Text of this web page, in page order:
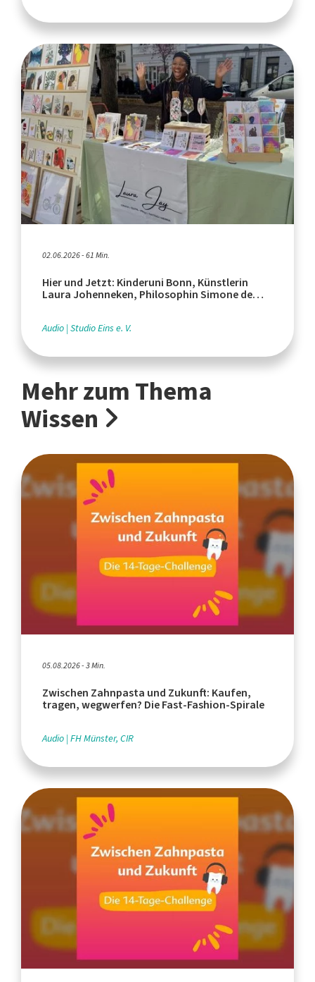
02.06.2026 - 61 Min.
Hier und Jetzt: Kinderuni Bonn, Künstlerin
Laura Johenneken, Philosophin Simone de
Audio Studio Eins e. V.
Mehr zum Thema
Wissen
05.08.2026 - 3 Min.
Zwischen Zahnpasta und Zukunft: Kaufen,
tragen, wegwerfen? Die Fast-Fashion-Spirale
Audio FH Münster, CIR